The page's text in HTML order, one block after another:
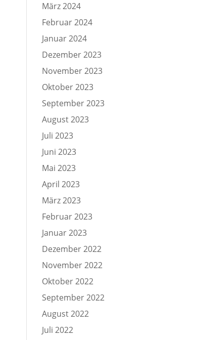
März 2024
Februar 2024
Januar 2024
Dezember 2023
November 2023
Oktober 2023
September 2023
August 2023
Juli 2023
Juni 2023
Mai 2023
April 2023
März 2023
Februar 2023
Januar 2023
Dezember 2022
November 2022
Oktober 2022
September 2022
August 2022
Juli 2022